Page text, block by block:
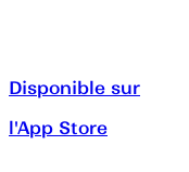
Disponible sur
l'App Store